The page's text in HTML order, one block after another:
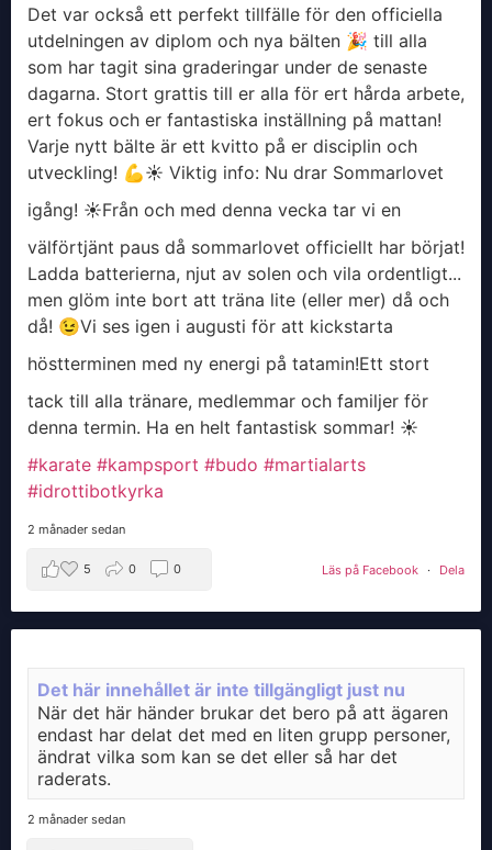
Det var också ett perfekt tillfälle för den officiella
utdelningen av diplom och nya bälten 🎉 till alla
som har tagit sina graderingar under de senaste
dagarna. Stort grattis till er alla för ert hårda arbete,
ert fokus och er fantastiska inställning på mattan!
Varje nytt bälte är ett kvitto på er disciplin och
utveckling! 💪​☀️ Viktig info: Nu drar Sommarlovet
igång! ☀️​Från och med denna vecka tar vi en
välförtjänt paus då sommarlovet officiellt har börjat!
Ladda batterierna, njut av solen och vila ordentligt...
men glöm inte bort att träna lite (eller mer) då och
då! 😉​Vi ses igen i augusti för att kickstarta
höstterminen med ny energi på tatamin!​Ett stort
tack till alla tränare, medlemmar och familjer för
denna termin. Ha en helt fantastisk sommar! ☀️
#karate #kampsport #budo #martialarts
#idrottibotkyrka
2 månader sedan
Läs på Facebook · Dela
5 0 0
Det här innehållet är inte tillgängligt just nu
När det här händer brukar det bero på att ägaren
endast har delat det med en liten grupp personer,
ändrat vilka som kan se det eller så har det
raderats.
2 månader sedan